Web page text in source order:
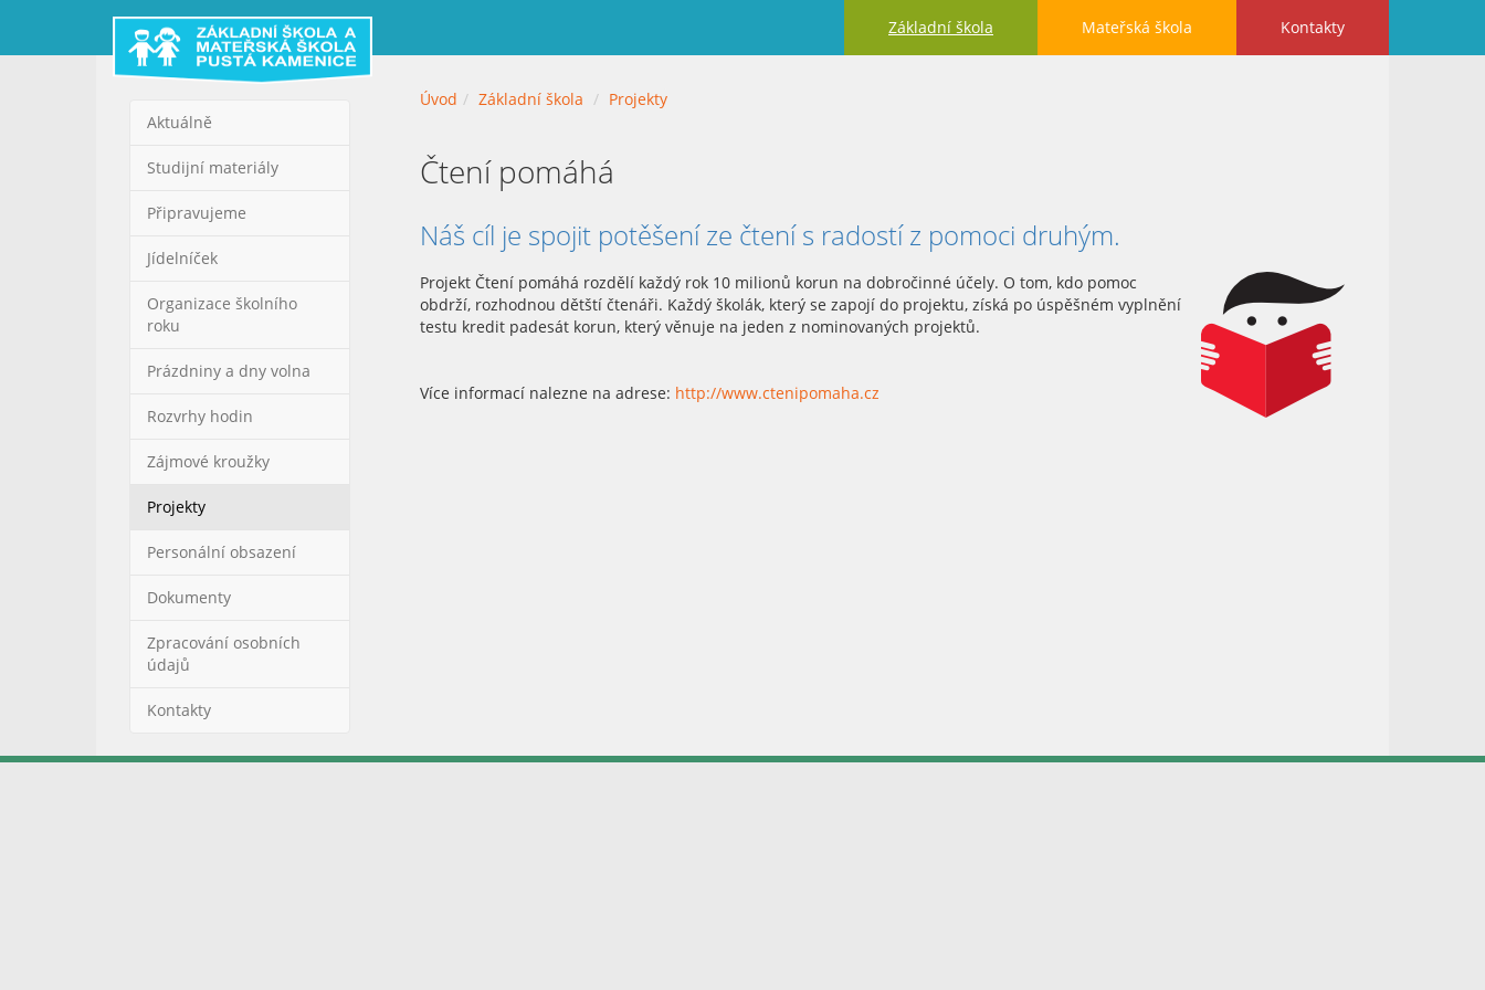
Základní škola Mateřská škola Kontakty
Aktuálně
Studijní materiály
Připravujeme
Jídelníček
Organizace školního
roku
Prázdniny a dny volna
Rozvrhy hodin
Zájmové kroužky
Projekty
Personální obsazení
Dokumenty
Zpracování osobních
údajů
Kontakty
Úvod Základní škola Projekty
Čtení pomáhá
Náš cíl je spojit potěšení ze čtení s radostí z pomoci druhým.
Projekt Čtení pomáhá rozdělí každý rok 10 milionů korun na dobročinné účely. O tom, kdo pomoc
obdrží, rozhodnou dětští čtenáři. Každý školák, který se zapojí do projektu, získá po úspěšném vyplnění
testu kredit padesát korun, který věnuje na jeden z nominovaných projektů.
Více informací nalezne na adrese: http://www.ctenipomaha.cz